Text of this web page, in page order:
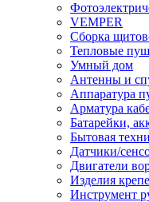
VEMPER
Сборка
Тепловые
Умный дом
Антенны и
Аппаратура
Арматура
Батарейки,
Бытовая
Датчики/
Двигатели
Изделия
Инструмент